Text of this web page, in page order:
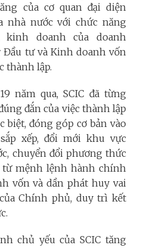
của cơ quan đại diện
nhà nước với chức năng
kinh doanh của doanh
Đầu tư và Kinh doanh vốn
thành lập.
năm qua, SCIC đã từng
đắn của việc thành lập
biệt, đóng góp cơ bản vào
xếp, đổi mới khu vực
chuyển đổi phương thức
mệnh lệnh hành chính
vốn và dần phát huy vai
Chính phủ, duy trì kết
chủ yếu của SCIC tăng